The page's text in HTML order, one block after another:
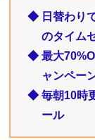
◆ 日替わり
のタイム
◆ 最大
ャンペー
◆ 毎朝10時
ール